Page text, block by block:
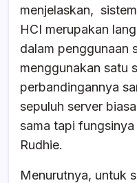
menjelaskan,
HCI merupakan
dalam penggunaan
menggunakan satu
perbandingannya
sepuluh server
sama tapi
Rudhie.
Menurutnya, untuk